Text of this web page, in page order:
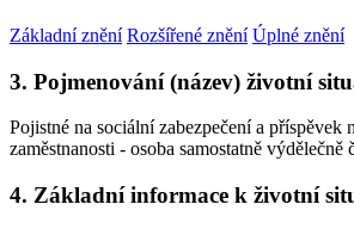
Základní znění Rozšířené znění Úplné znění
3. Pojmenování (název) životní
Pojistné na sociální zabezpečení a příspěvek
zaměstnanosti - osoba samostatně výdělečně
4. Základní informace k životní